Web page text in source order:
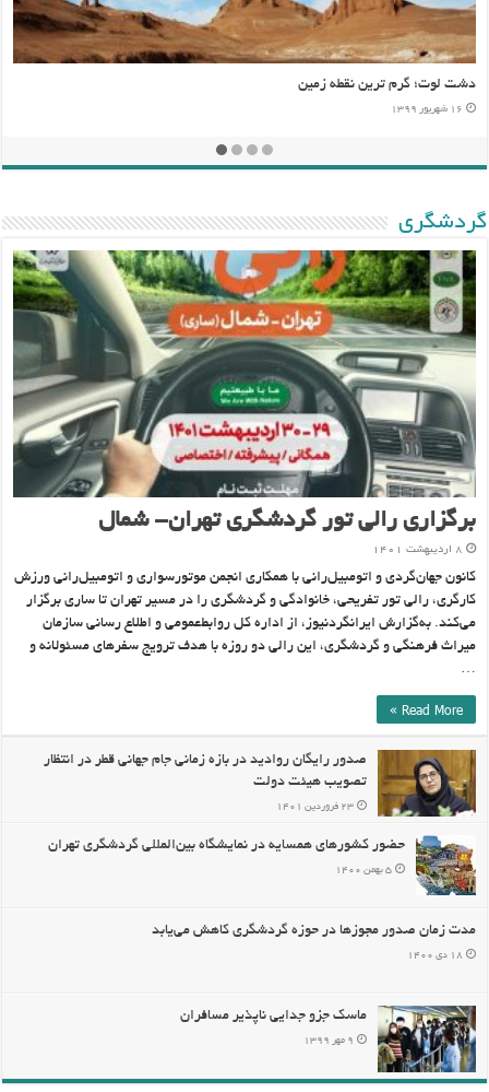
دشت لوت؛ گرم ترین نقطه زمین
۱۶ شهریور ۱۳۹۹
گردشگری
برگزاری رالی تور گردشگری تهران- شمال
۸ اردیبهشت ۱۴۰۱
کانون جهان‌گردی و اتومبیل‌رانی با همکاری انجمن موتورسواری و اتومبیل‌رانی ورزش
کارگری، رالی تور تفریحی، خانوادگی و گردشگری را در مسیر تهران تا ساری برگزار
می‌کند. به‌گزارش ایرانگردنیوز، از اداره کل روابط‌عمومی و اطلاع رسانی سازمان
میراث فرهنگی و گردشگری، این رالی دو روزه با هدف ترویج سفرهای مسئولانه و
…
Read More »
صدور رایگان روادید در بازه زمانی جام جهانی قطر در انتظار
تصویب هیئت دولت
۲۳ فروردین ۱۴۰۱
حضور کشورهای همسایه در نمایشگاه بین‌المللی گردشگری تهران
۵ بهمن ۱۴۰۰
مدت زمان صدور مجوزها در حوزه گردشگری کاهش می‌یابد
۱۸ دی ۱۴۰۰
ماسک جزو جدایی ناپذیر مسافران
۹ مهر ۱۳۹۹